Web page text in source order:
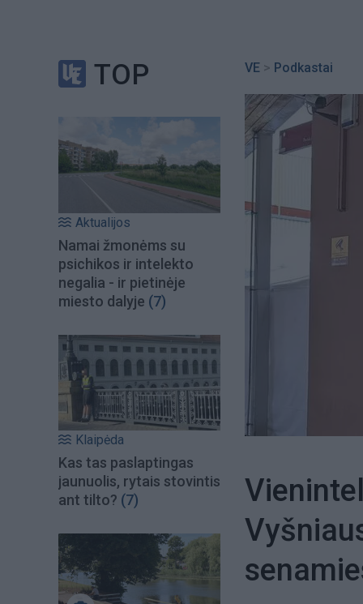
TOP
Aktualijos
Namai žmonėms su
psichikos ir intelekto
negalia - ir pietinėje
miesto dalyje (7)
Klaipėda
Kas tas paslaptingas
jaunuolis, rytais stovintis
ant tilto? (7)
VE > Podkastai